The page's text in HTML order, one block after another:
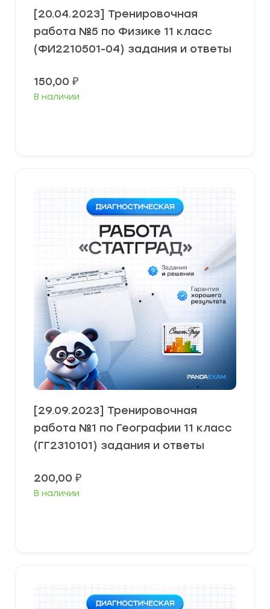
[20.04.2023] Тренировочная
работа №5 по Физике 11 класс
(ФИ2210501-04) задания и ответы
150,00 ₽
В наличии
[29.09.2023] Тренировочная
работа №1 по Географии 11 класс
(ГГ2310101) задания и ответы
200,00 ₽
В наличии